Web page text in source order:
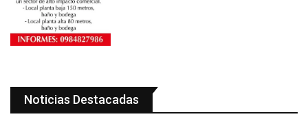
Noticias Destacadas